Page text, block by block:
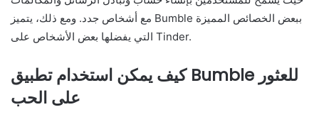
مع أشخاص جدد. ومع ذلك، يتميز Bumble ببعض الخصائص المميزة
التي يفضلها بعض الأشخاص على Tinder.
كيف يمكن استخدام تطبيق Bumble للعثور
على الحب